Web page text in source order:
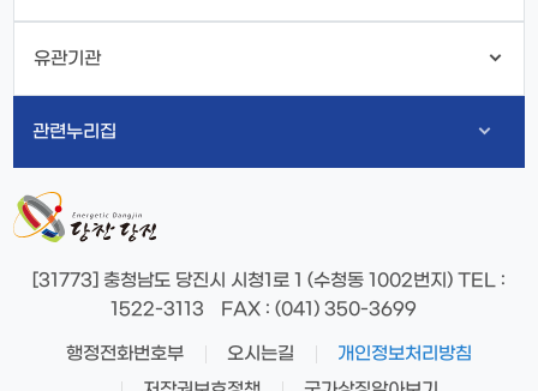
유관기관
관련누리집
[31773] 충청남도 당진시 시청1로 1 (수청동 1002번지) TEL :
1522-3113
FAX: (041) 350-3699
행정전화번호부 오시는길
개인정보처리방침